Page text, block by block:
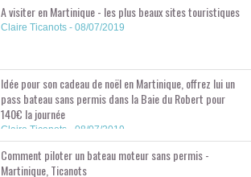
A visiter en Martinique - les plus beaux sites touristiques
Claire Ticanots - 08/07/2019
Idée pour son cadeau de noël en Martinique, offrez lui un
pass bateau sans permis dans la Baie du Robert pour
140€ la journée
Claire Ticanots - 08/07/2019
Comment piloter un bateau moteur sans permis -
Martinique, Ticanots